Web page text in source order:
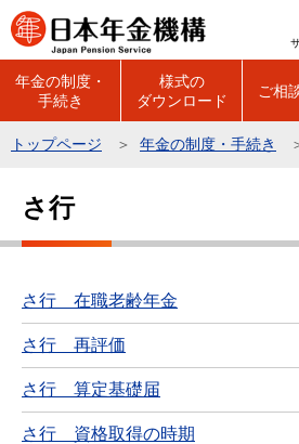
こ
の
で
年金の制度・
手続き
様式の
ダウンロード
ご相
トップページ 年金の制度・手続き
こ
さ行
さ行 在職老齢年金
さ行 再評価
さ行 算定基礎届
さ行 資格取得の時期